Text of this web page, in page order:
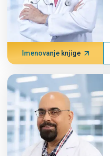
Imenovanje knjige